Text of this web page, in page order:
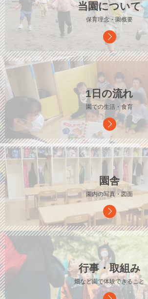
当園について
保育理念・園概要
1日の流れ
園での生活・食育
園舎
園内の写真・図面
行事・取組み
畑など園で体験できること